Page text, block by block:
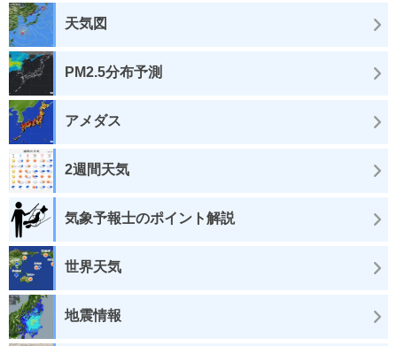
天気図
PM2.5分布予測
アメダス
2週間天気
気象予報士のポイント解説
世界天気
地震情報